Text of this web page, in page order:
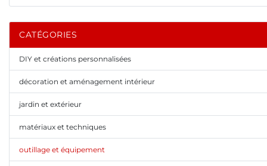
CATÉGORIES
DIY et créations personnalisées
décoration et aménagement intérieur
jardin et extérieur
matériaux et techniques
outillage et équipement